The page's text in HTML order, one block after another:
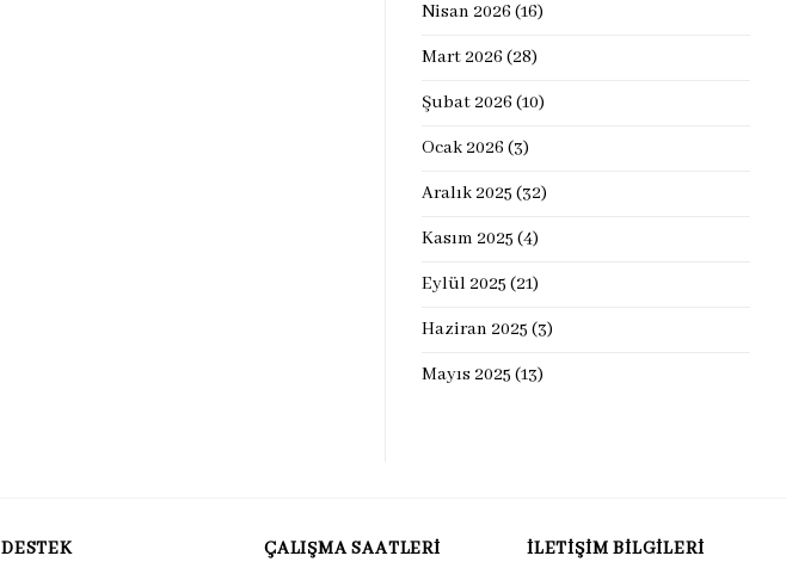
Nisan 2026 (16)
Mart 2026 (28)
Şubat 2026 (10)
Ocak 2026 (3)
Aralık 2025 (32)
Kasım 2025 (4)
Eylül 2025 (21)
Haziran 2025 (3)
Mayıs 2025 (13)
DESTEK ÇALIŞMA SAATLERI İLETIŞIM BILGILERI